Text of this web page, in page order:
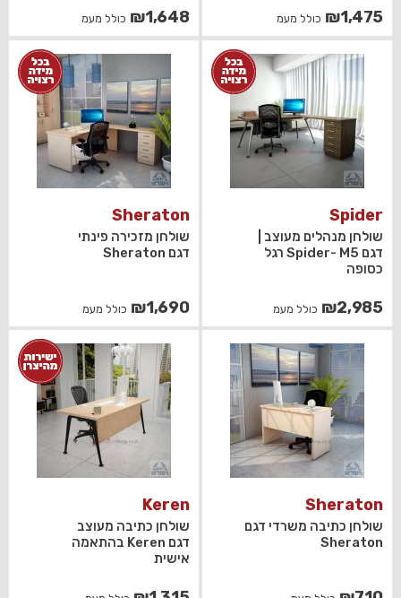
₪1,475 כולל מעמ ₪1,648 כולל מעמ
Spider
שולחן מנהלים מעוצב |
דגם Spider- M5 רגל
כסופה
₪2,985 כולל מעמ
Sheraton
שולחן מזכירה פינתי
דגם Sheraton
₪1,690 כולל מעמ
Sheraton
שולחן כתיבה משרדי דגם
Sheraton
Keren
שולחן כתיבה מעוצב
דגם Keren בהתאמה
אישית